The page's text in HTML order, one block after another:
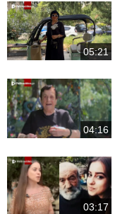
05:21
04:16
03:17